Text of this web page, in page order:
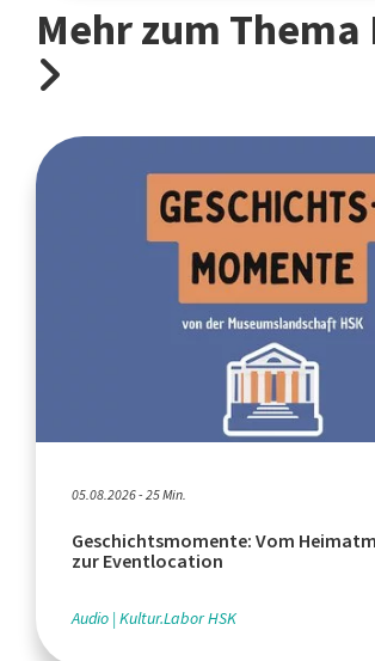
Mehr zum
05.08.2026 - 25 Min.
Geschichtsmomente: Vom
zur Eventlocation
Audio Kultur.Labor HSK